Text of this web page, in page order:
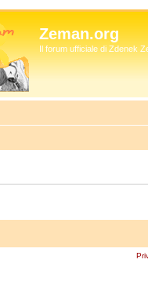
Zeman.org
Il forum ufficiale di Zdenek